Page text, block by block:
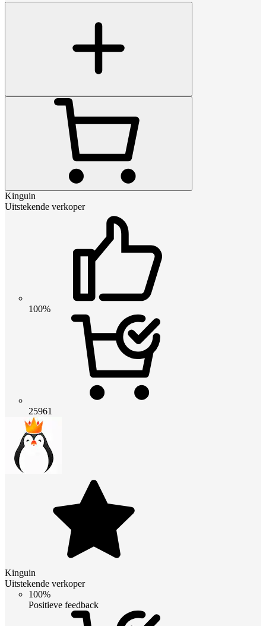
Kinguin
Uitstekende verkoper
100%
25961
Kinguin
Uitstekende verkoper
100%
Positieve feedback